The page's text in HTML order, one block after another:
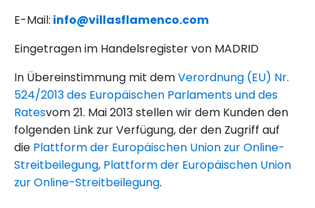
E-Mail: info@villasflamenco.com
Eingetragen im Handelsregister von MADRID
In Übereinstimmung mit demVerordnung (EU) Nr.
524/2013 des Europäischen Parlaments und des
Ratesvom 21. Mai 2013 stellen wir dem Kunden den
folgenden Link zur Verfügung, der den Zugriff auf
die Plattform der Europäischen Union zur Online-
Streitbeilegung, Plattform der Europäischen Union
zur Online-Streitbeilegung.